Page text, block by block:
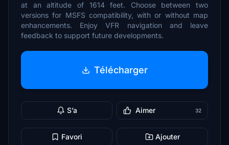
at an altitude of 1614 feet. Choose between two
versions for MSFS compatibility, with or without map
enhancements. Enjoy VFR navigation and leave
feedback to support future developments.
Télécharger
S’a Aimer 32
Favori Ajouter